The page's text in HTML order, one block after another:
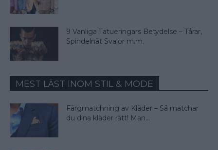
9 Vanliga Tatueringars Betydelse – Tårar,
Spindelnät Svalor m.m.
MEST LÄST INOM STIL & MODE
Färgmatchning av Kläder – Så matchar
du dina kläder rätt! Man...